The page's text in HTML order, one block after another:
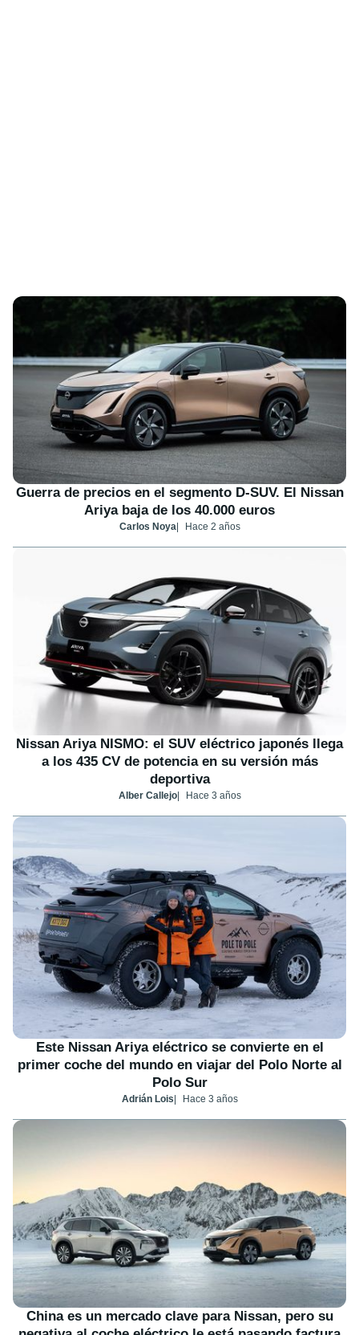
Guerra de precios en el segmento D-SUV. El Nissan
Ariya baja de los 40.000 euros
Carlos Noya Hace 2 años
Nissan Ariya NISMO: el SUV eléctrico japonés llega
a los 435 CV de potencia en su versión más
deportiva
Alber Callejo Hace 3 años
Este Nissan Ariya eléctrico se convierte en el
primer coche del mundo en viajar del Polo Norte al
Polo Sur
Adrián Lois Hace 3 años
China es un mercado clave para Nissan, pero su